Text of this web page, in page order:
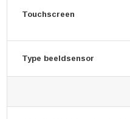
Touchscreen
Type beeldsensor